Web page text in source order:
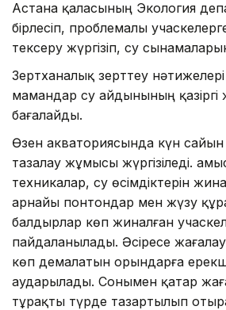
Астана қаласының Экология
бірлесіп, проблемалы
тексеру жүргізіп, су
Зертханалық зерттеу нәтижелері
мамандар су айдынының қазіргі
бағалайды.
Өзен акваториясында күн
тазалау жұмысы жүргізіледі.
техникалар, су өсімдіктерін
арнайы понтондар мен жүзу
балдырлар көп жиналған
пайдаланылады. Әсіресе
көп демалатын орындарға
аударылады. Сонымен қатар
тұрақты түрде тазартылып